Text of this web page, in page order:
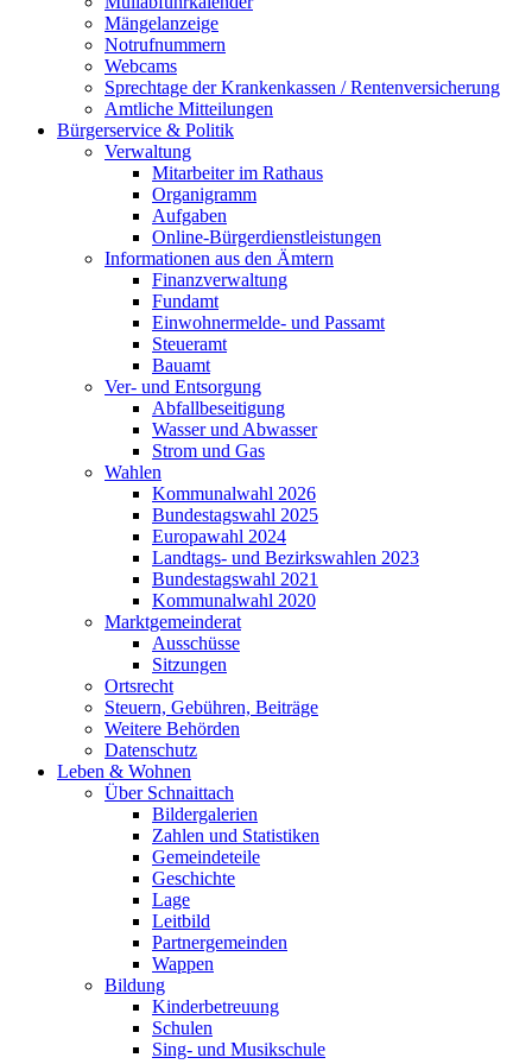
Mängelanzeige
Notrufnummern
Webcams
Sprechtage der Krankenkassen / Rentenversicherung
Amtliche Mitteilungen
Bürgerservice & Politik
Verwaltung
Mitarbeiter im Rathaus
Organigramm
Aufgaben
Online-Bürgerdienstleistungen
Informationen aus den Ämtern
Finanzverwaltung
Fundamt
Einwohnermelde- und Passamt
Steueramt
Bauamt
Ver- und Entsorgung
Abfallbeseitigung
Wasser und Abwasser
Strom und Gas
Wahlen
Kommunalwahl 2026
Bundestagswahl 2025
Europawahl 2024
Landtags- und Bezirkswahlen 2023
Bundestagswahl 2021
Kommunalwahl 2020
Marktgemeinderat
Ausschüsse
Sitzungen
Ortsrecht
Steuern, Gebühren, Beiträge
Weitere Behörden
Datenschutz
Leben & Wohnen
Über Schnaittach
Bildergalerien
Zahlen und Statistiken
Gemeindeteile
Geschichte
Lage
Leitbild
Partnergemeinden
Wappen
Bildung
Kinderbetreuung
Schulen
Sing- und Musikschule